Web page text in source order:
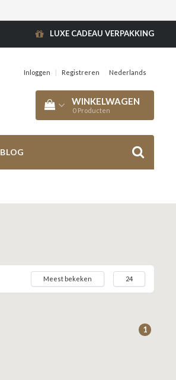
LUXE CADEAU VERPAKKING
Inloggen | Registreren Nederlands
WINKELWAGEN
0 Producten
BLOG
Meest bekeken 24
1